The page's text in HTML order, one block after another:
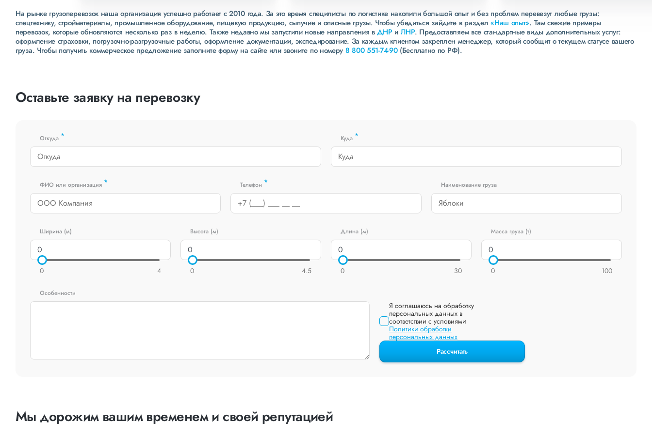
На рынке грузоперевозок наша организация успешно работает с 2010 года. За это время специлисты по логистике накопили большой опыт и без проблем перевезут любые грузы:
спецтехнику, стройматериалы, промышленное оборудование, пищевую продукцию, сыпучие и опасные грузы. Чтобы убедиться зайдите в раздел«Наш опыт». Там свежие примеры
перевозок, которые обновляются несколько раз в неделю. Также недавно мы запустили новые направления вДНР и ЛНР. Предоставляем все стандартные виды дополнительных услуг:
оформление страховки, погрузочно-разгрузочные работы, оформление документации, экспедирование. За каждым клиентом закреплен менеджер, который сообщит о текущем статусе вашего
груза. Чтобы получить коммерческое предложение заполните форму на сайте или звоните по номеру 8 800 551-74-90(Бесплатно по РФ).
Оставьте заявку на перевозку
Откуда * Куда *
ФИО или организация * Телефон * Наименование груза
Ширина (м)
0 4
Высота (м)
0 4.5
Длина (м)
0 30
Масса груза (т)
0 100
Особенности
Я соглашаюсь на обработку
персональных данных в
соответствии с условиями
Политики обработки
персональных данных
Рассчитать
Мы дорожим вашим временем и своей репутацией